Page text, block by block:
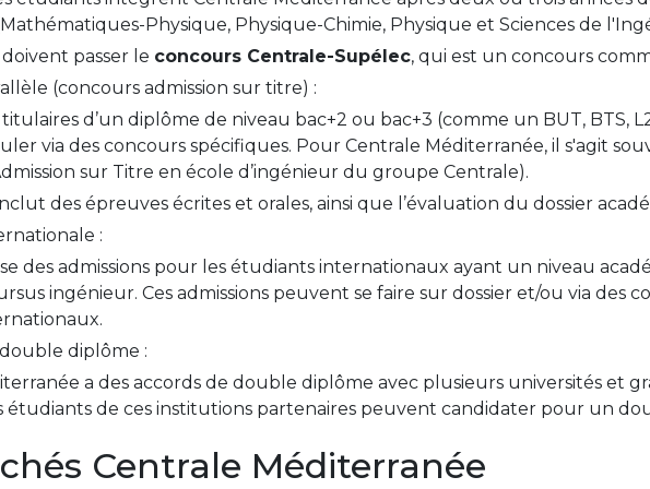
Physique, Physique-Chimie, Physique et Sciences de
passer le concours Centrale-Supélec, qui est un concours
(concours admission sur titre) :
d’un diplôme de niveau bac+2 ou bac+3 (comme un BUT, BTS,
via des concours spécifiques. Pour Centrale Méditerranée, il s'agit
sur Titre en école d’ingénieur du groupe Centrale).
des épreuves écrites et orales, ainsi que l’évaluation du dossier
:
des admissions pour les étudiants internationaux ayant un niveau
ingénieur. Ces admissions peuvent se faire sur dossier et/ou via des
diplôme :
a des accords de double diplôme avec plusieurs universités et
étudiants de ces institutions partenaires peuvent candidater pour un
Centrale Méditerranée